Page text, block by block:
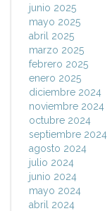
junio 2025
mayo 2025
abril 2025
marzo 2025
febrero 2025
enero 2025
diciembre 2024
noviembre 2024
octubre 2024
septiembre 2024
agosto 2024
julio 2024
junio 2024
mayo 2024
abril 2024